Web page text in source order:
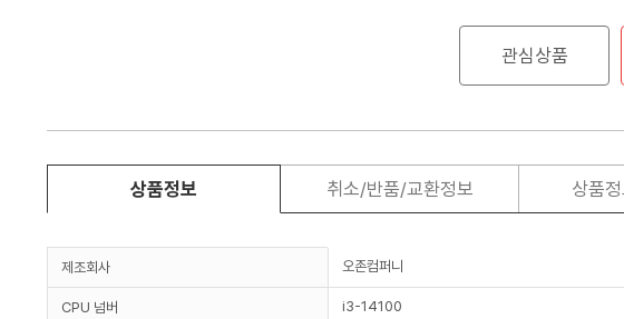
관심상품
상품정보 취소/반품/교환정보 상품
제조회사 오존컴퍼니
CPU 넘버 i3-14100